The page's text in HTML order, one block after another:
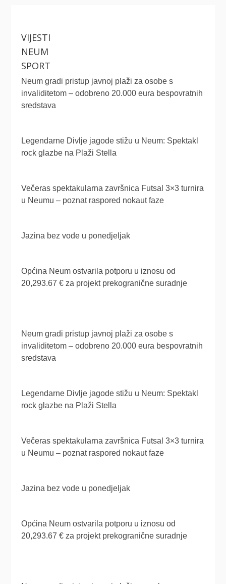
VIJESTI
NEUM
SPORT
Neum gradi pristup javnoj plaži za osobe s
invaliditetom – odobreno 20.000 eura bespovratnih
sredstava
Legendarne Divlje jagode stižu u Neum: Spektakl
rock glazbe na Plaži Stella
Večeras spektakularna završnica Futsal 3×3 turnira
u Neumu – poznat raspored nokaut faze
Jazina bez vode u ponedjeljak
Općina Neum ostvarila potporu u iznosu od
20,293.67 € za projekt prekogranične suradnje
Neum gradi pristup javnoj plaži za osobe s
invaliditetom – odobreno 20.000 eura bespovratnih
sredstava
Legendarne Divlje jagode stižu u Neum: Spektakl
rock glazbe na Plaži Stella
Večeras spektakularna završnica Futsal 3×3 turnira
u Neumu – poznat raspored nokaut faze
Jazina bez vode u ponedjeljak
Općina Neum ostvarila potporu u iznosu od
20,293.67 € za projekt prekogranične suradnje